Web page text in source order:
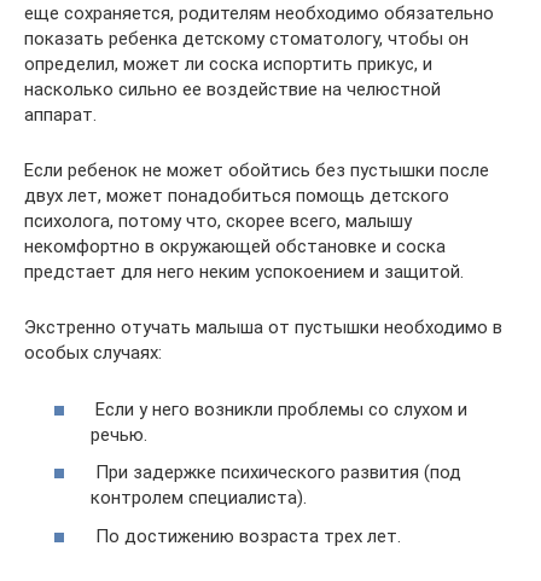
еще сохраняется, родителям необходимо обязательно
показать ребенка детскому стоматологу, чтобы он
определил, может ли соска испортить прикус, и
насколько сильно ее воздействие на челюстной
аппарат.
Если ребенок не может обойтись без пустышки после
двух лет, может понадобиться помощь детского
психолога, потому что, скорее всего, малышу
некомфортно в окружающей обстановке и соска
предстает для него неким успокоением и защитой.
Экстренно отучать малыша от пустышки необходимо в
особых случаях:
Если у него возникли проблемы со слухом и
речью.
При задержке психического развития (под
контролем специалиста).
По достижению возраста трех лет.